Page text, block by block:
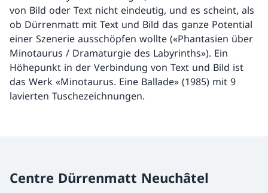
von Bild oder Text nicht eindeutig, und es scheint, als
ob Dürrenmatt mit Text und Bild das ganze Potential
einer Szenerie ausschöpfen wollte («Phantasien über
Minotaurus / Dramaturgie des Labyrinths»). Ein
Höhepunkt in der Verbindung von Text und Bild ist
das Werk «Minotaurus. Eine Ballade» (1985) mit 9
lavierten Tuschezeichnungen.
Centre Dürrenmatt Neuchâtel